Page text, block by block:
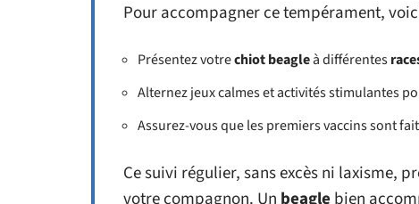
Pour accompagner ce tempérament,
Présentez votrechiot beagleà différentes
Alternez jeux calmes et activités stimulantes
Assurez-vous que les premiers vaccins sont
Ce suivi régulier, sans excès ni laxisme,
votre compagnon. Un beagle bien